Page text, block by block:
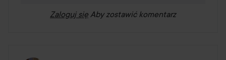
Zaloguj się Aby zostawić komentarz